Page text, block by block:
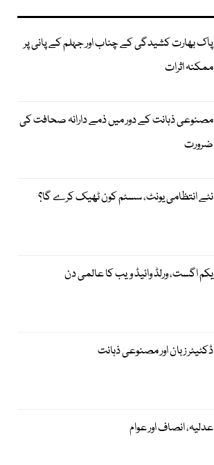
پاک بھارت کشیدگی کے چناب اور جہلم کے پانی پر
ممکنہ اثرات
مصنوعی ذہانت کے دور میں ذمے دارانہ صحافت کی
ضرورت
نئے انتظامی یونٹ، سسٹم کون ٹھیک کرے گا؟
یکم اگست، ورلڈ وائیڈ ویب کا عالمی دن
ڈکٹیٹر زبان اور مصنوعی ذہانت
عدلیہ، انصاف اور عوام